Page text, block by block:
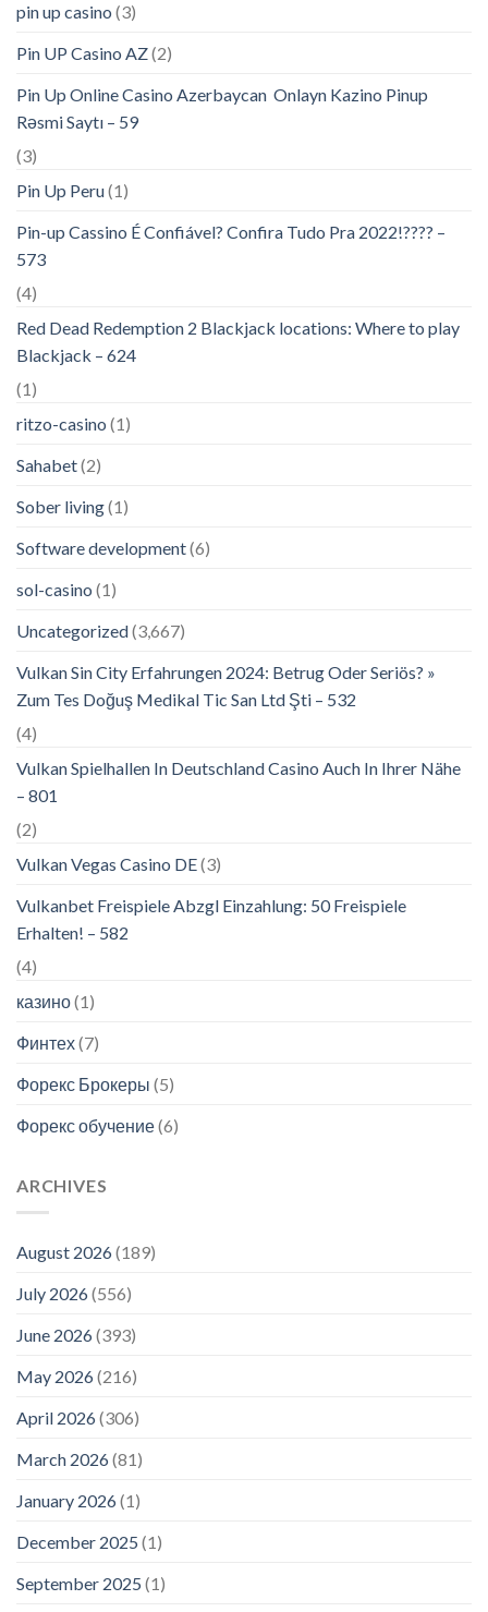
pin up casino (3)
Pin UP Casino AZ(2)
Pin Up Online Casino Azerbaycan ️ Onlayn Kazino Pinup
Rəsmi Saytı – 59
(3)
Pin Up Peru(1)
Pin-up Cassino É Confiável? Confira Tudo Pra 2022!???? –
573
(4)
Red Dead Redemption 2 Blackjack locations: Where to play
Blackjack – 624
(1)
ritzo-casino (1)
Sahabet(2)
Sober living(1)
Software development(6)
sol-casino (1)
Uncategorized(3,667)
Vulkan Sin City Erfahrungen 2024: Betrug Oder Seriös? »
Zum Tes Doğuş Medikal Tic San Ltd Şti – 532
(4)
Vulkan Spielhallen In Deutschland Casino Auch In Ihrer Nähe
– 801
(2)
Vulkan Vegas Casino DE(3)
Vulkanbet Freispiele Abzgl Einzahlung: 50 Freispiele
Erhalten! – 582
(4)
казино(1)
Финтех(7)
Форекс Брокеры (5)
Форекс обучение(6)
ARCHIVES
August 2026(189)
July 2026(556)
June 2026(393)
May 2026(216)
April 2026(306)
March 2026(81)
January 2026(1)
December 2025 (1)
September 2025 (1)